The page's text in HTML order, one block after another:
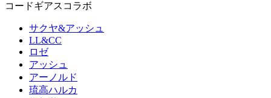
コードギアスコラボ
サクヤ&アッシュ
LL&CC
ロゼ
アッシュ
アーノルド
琉高ハルカ